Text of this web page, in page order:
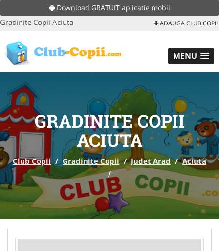
Download GRATUIT aplicatie mobil
Gradinite Copii Aciuta ADAUGA CLUB COPII
MENU
GRADINITE COPII
ACIUTA
Club Copii / Gradinite Copii / Judet Arad / Aciuta
/